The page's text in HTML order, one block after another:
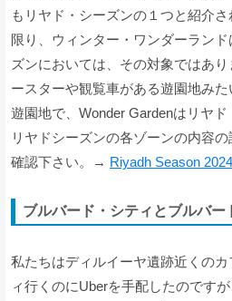
もリヤド・シーズンの１つと紹介
限り、ウィンター・ワンダーラン
ズンにおいては、その対象ではあ
ースターや観覧車がある遊園地み
遊園地で、Wonder Gardenはリヤド
リヤドシーズンの各ゾーンの内容
確認下さい。→ Riyadh Season 2024
ブルバード・シティとブルバー
私たちはディルイーヤ遺跡近くの
ィ行くのにUberを手配したのです